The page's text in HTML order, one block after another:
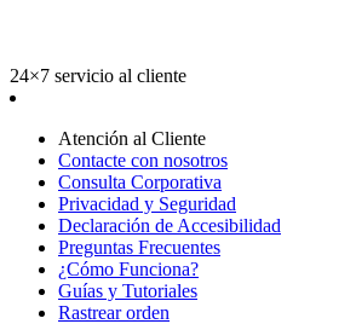
24×7 servicio al cliente
Atención al Cliente
Contacte con nosotros
Consulta Corporativa
Privacidad y Seguridad
Declaración de Accesibilidad
Preguntas Frecuentes
¿Cómo Funciona?
Guías y Tutoriales
Rastrear orden